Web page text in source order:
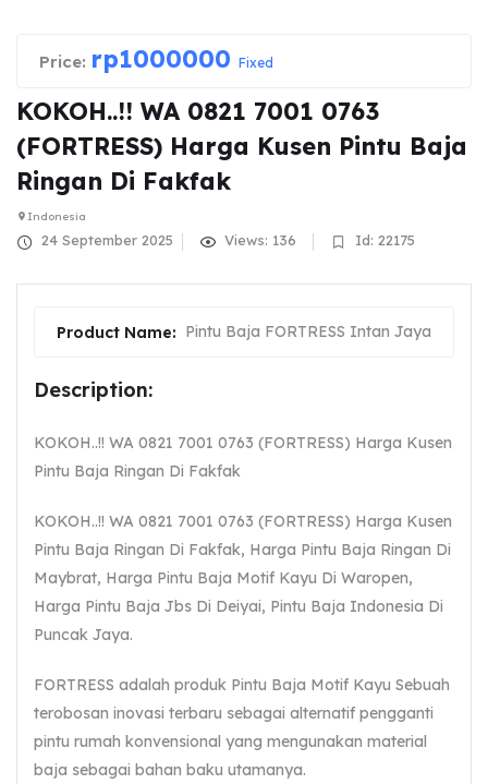
Price: rp1000000 Fixed
KOKOH..!! WA 0821 7001 0763
(FORTRESS) Harga Kusen Pintu Baja
Ringan Di Fakfak
Indonesia
24 September 2025 Views: 136 Id: 22175
Product Name: Pintu Baja FORTRESS Intan Jaya
Description:
KOKOH..!! WA 0821 7001 0763 (FORTRESS) Harga Kusen
Pintu Baja Ringan Di Fakfak
KOKOH..!! WA 0821 7001 0763 (FORTRESS) Harga Kusen
Pintu Baja Ringan Di Fakfak, Harga Pintu Baja Ringan Di
Maybrat, Harga Pintu Baja Motif Kayu Di Waropen,
Harga Pintu Baja Jbs Di Deiyai, Pintu Baja Indonesia Di
Puncak Jaya.
FORTRESS adalah produk Pintu Baja Motif Kayu Sebuah
terobosan inovasi terbaru sebagai alternatif pengganti
pintu rumah konvensional yang mengunakan material
baja sebagai bahan baku utamanya.